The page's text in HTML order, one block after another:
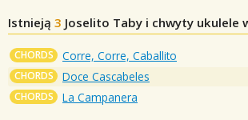
Istnieją 3 Joselito Taby i chwyty ukulele
CHORDS Corre, Corre, Caballito
CHORDS Doce Cascabeles
CHORDS La Campanera